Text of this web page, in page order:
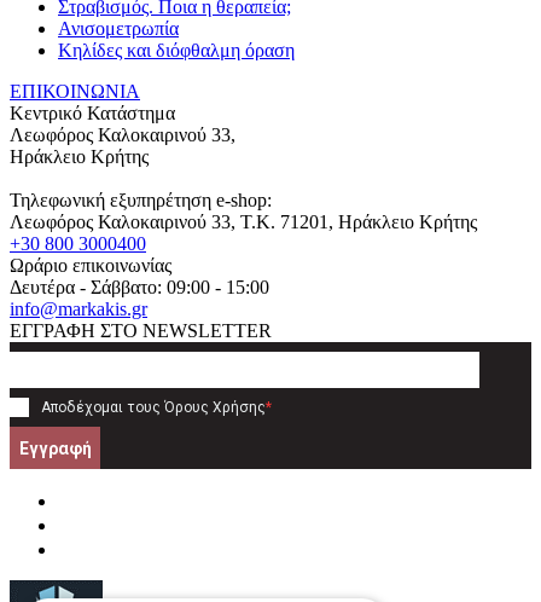
Στραβισμός. Ποια η θεραπεία;
Ανισομετρωπία
Κηλίδες και διόφθαλμη όραση
ΕΠΙΚΟΙΝΩΝΙΑ
Κεντρικό Κατάστημα
Λεωφόρος Καλοκαιρινού 33,
Ηράκλειο Κρήτης
Τηλεφωνική εξυπηρέτηση e-shop:
Λεωφόρος Καλοκαιρινού 33, T.K. 71201, Ηράκλειο Κρήτης
+30 800 3000400
Ωράριο επικοινωνίας
Δευτέρα - Σάββατο: 09:00 - 15:00
info@markakis.gr
ΕΓΓΡΑΦΗ ΣΤΟ NEWSLETTER
Αποδέχομαι τους Όρους Χρήσης*
Εγγραφή